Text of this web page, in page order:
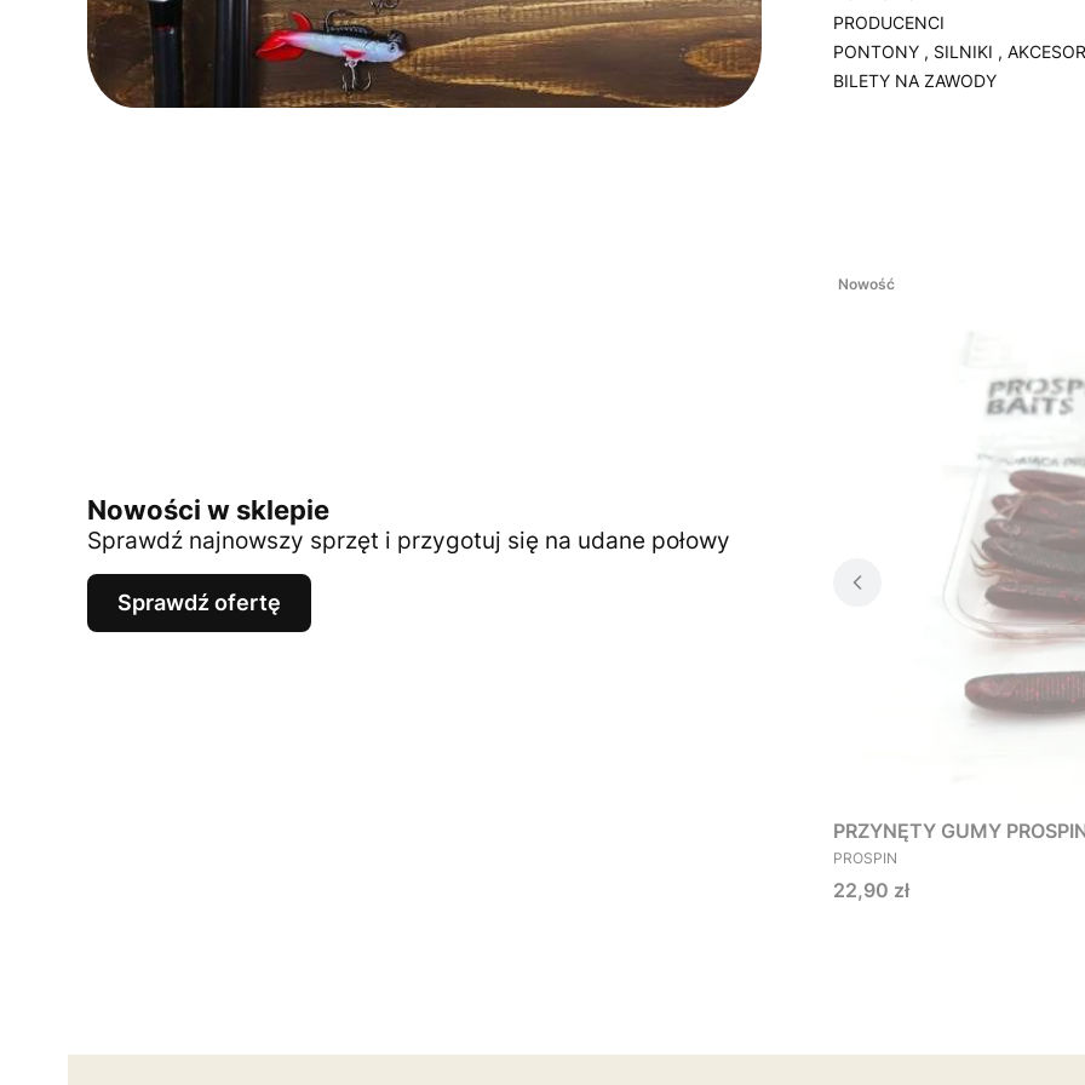
PRODUCENCI
PONTONY , SILNIKI ,
BILETY NA ZAWODY
Nowości w sklepie
Sprawdź najnowszy sprzęt i przygotuj się na udane połowy
Sprawdź ofertę
Nowość
PRZYNĘTY GUMY
PRODUCENT
PROSPIN
Cena
22,90 zł